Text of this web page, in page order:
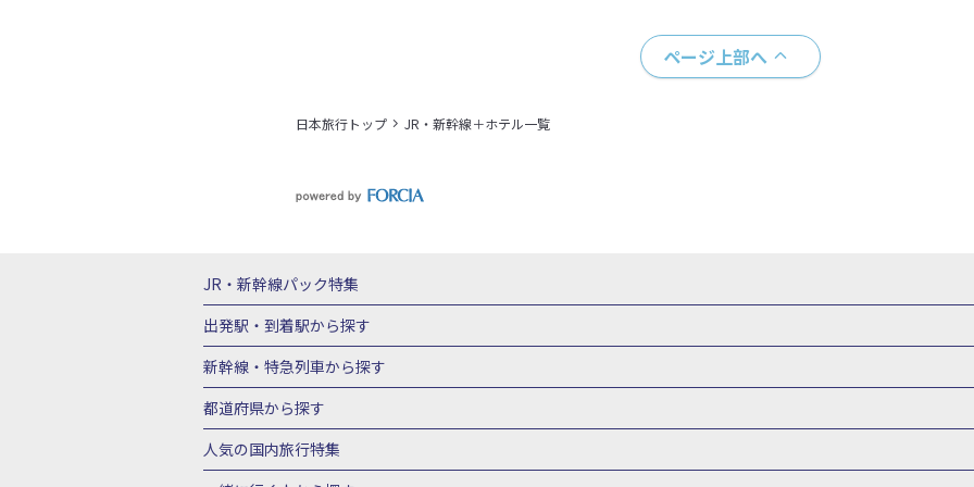
ページ上部へ
日本旅行トップ JR・新幹線＋ホテル一覧
JR・新幹線パック特集
JR・新幹線＋ホテルパック
出発駅・到着駅から探す
秋田⇔東京 新幹線パック
富山⇔東京 新幹線パック
東京→青森 新幹線パック 東京→仙台 新幹線パック 東京 新幹線パック
東京→
東京→新潟 新幹線パック
東京⇔軽井沢 新幹線パック 東京→長野 新幹線パック
東京→名古屋 新幹線パッ
東京→京都 新幹線パック
新幹線・特急列車から探す
北海道新幹線 旅行
上越新幹線 旅行
山陽新幹線 旅行 九州新幹線 旅行 西九州新幹線 旅行 特急サンダーバード 旅行
都道府県から探す
北海道旅行・ツアー
山形旅行・ツアー
福島旅行・ツアー 関東 東京旅行・ツアー 神奈川旅行・ツアー 埼玉旅行・ツアー
人気の国内旅行特集